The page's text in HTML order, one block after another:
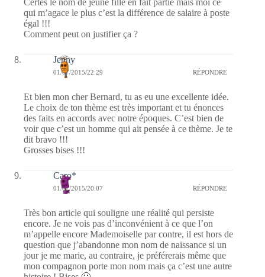
Certes le nom de jeune fille en fait partie mais moi ce
qui m’agace le plus c’est la différence de salaire à poste
égal !!!
Comment peut on justifier ça ?
Jenny
01/07/2015/22:29 RÉPONDRE
Et bien mon cher Bernard, tu as eu une excellente idée.
Le choix de ton thème est très important et tu énonces
des faits en accords avec notre époques. C’est bien de
voir que c’est un homme qui ait pensée à ce thème. Je te
dit bravo !!!
Grosses bises !!!
Caro*
01/07/2015/20:07 RÉPONDRE
Très bon article qui souligne une réalité qui persiste
encore. Je ne vois pas d’inconvénient à ce que l’on
m’appelle encore Mademoiselle par contre, il est hors de
question que j’abandonne mon nom de naissance si un
jour je me marie, au contraire, je préférerais même que
mon compagnon porte mon nom mais ça c’est une autre